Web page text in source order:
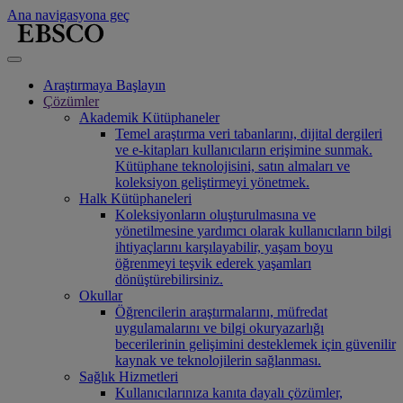
Ana navigasyona geç
Araştırmaya Başlayın
Çözümler
Akademik Kütüphaneler
Temel araştırma veri tabanlarını, dijital dergileri
ve e-kitapları kullanıcıların erişimine sunmak.
Kütüphane teknolojisini, satın almaları ve
koleksiyon geliştirmeyi yönetmek.
Halk Kütüphaneleri
Koleksiyonların oluşturulmasına ve
yönetilmesine yardımcı olarak kullanıcıların bilgi
ihtiyaçlarını karşılayabilir, yaşam boyu
öğrenmeyi teşvik ederek yaşamları
dönüştürebilirsiniz.
Okullar
Öğrencilerin araştırmalarını, müfredat
uygulamalarını ve bilgi okuryazarlığı
becerilerinin gelişimini desteklemek için güvenilir
kaynak ve teknolojilerin sağlanması.
Sağlık Hizmetleri
Kullanıcılarınıza kanıta dayalı çözümler,